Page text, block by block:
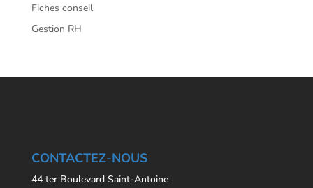
Fiches conseil
Gestion RH
CONTACTEZ-NOUS
44 ter Boulevard Saint-Antoine